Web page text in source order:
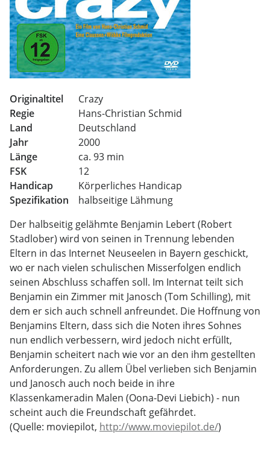
Originaltitel
Crazy
Regie
Hans-Christian Schmid
Land
Deutschland
Jahr
2000
Länge
ca. 93 min
FSK
12
Handicap
Körperliches Handicap
Spezifikation
halbseitige Lähmung
Der halbseitig gelähmte Benjamin Lebert (Robert
Stadlober) wird von seinen in Trennung lebenden
Eltern in das Internet Neuseelen in Bayern geschickt,
wo er nach vielen schulischen Misserfolgen endlich
seinen Abschluss schaffen soll. Im Internat teilt sich
Benjamin ein Zimmer mit Janosch (Tom Schilling), mit
dem er sich auch schnell anfreundet. Die Hoffnung von
Benjamins Eltern, dass sich die Noten ihres Sohnes
nun endlich verbessern, wird jedoch nicht erfüllt,
Benjamin scheitert nach wie vor an den ihm gestellten
Anforderungen. Zu allem Übel verlieben sich Benjamin
und Janosch auch noch beide in ihre
Klassenkameradin Malen (Oona-Devi Liebich) - nun
scheint auch die Freundschaft gefährdet.
(Quelle: moviepilot, http://www.moviepilot.de/)